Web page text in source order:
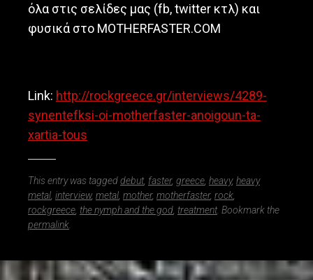
όλα στις σελίδες μας (fb, twitter κτλ) και
φυσικά στο MOTHERFASTER.COM
Link: http://rockgreece.gr/interviews/4289-
synentefksi-oi-motherfaster-anoigoun-ta-
xartia-tous
This entry was taggeddebut, faster, greece heavy, heavy
metal interview, metal mother, motherfaster, rock
rockgreece the nymph and the god treatment. Bookmark the
permalink